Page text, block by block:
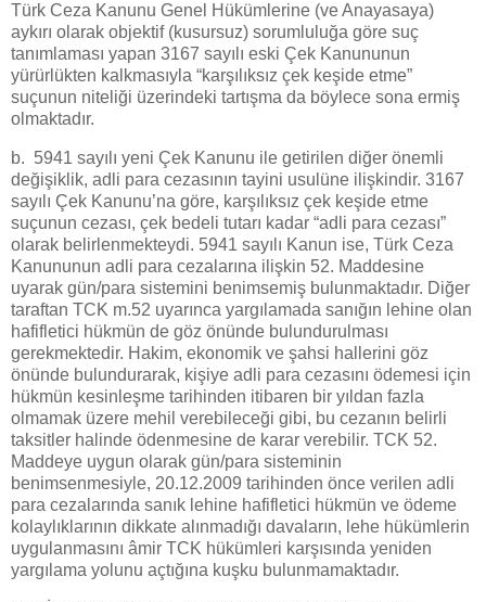
Türk Ceza Kanunu Genel Hükümlerine (ve Anayasaya)
aykırı olarak objektif (kusursuz) sorumluluğa göre suç
tanımlaması yapan 3167 sayılı eski Çek Kanununun
yürürlükten kalkmasıyla “karşılıksız çek keşide etme”
suçunun niteliği üzerindeki tartışma da böylece sona ermiş
olmaktadır.
b. 5941 sayılı yeni Çek Kanunu ile getirilen diğer önemli
değişiklik, adli para cezasının tayini usulüne ilişkindir. 3167
sayılı Çek Kanunu’na göre, karşılıksız çek keşide etme
suçunun cezası, çek bedeli tutarı kadar “adli para cezası”
olarak belirlenmekteydi. 5941 sayılı Kanun ise, Türk Ceza
Kanununun adli para cezalarına ilişkin 52. Maddesine
uyarak gün/para sistemini benimsemiş bulunmaktadır. Diğer
taraftan TCK m.52 uyarınca yargılamada sanığın lehine olan
hafifletici hükmün de göz önünde bulundurulması
gerekmektedir. Hakim, ekonomik ve şahsi hallerini göz
önünde bulundurarak, kişiye adli para cezasını ödemesi için
hükmün kesinleşme tarihinden itibaren bir yıldan fazla
olmamak üzere mehil verebileceği gibi, bu cezanın belirli
taksitler halinde ödenmesine de karar verebilir. TCK 52.
Maddeye uygun olarak gün/para sisteminin
benimsenmesiyle, 20.12.2009 tarihinden önce verilen adli
para cezalarında sanık lehine hafifletici hükmün ve ödeme
kolaylıklarının dikkate alınmadığı davaların, lehe hükümlerin
uygulanmasını âmir TCK hükümleri karşısında yeniden
yargılama yolunu açtığına kuşku bulunmamaktadır.